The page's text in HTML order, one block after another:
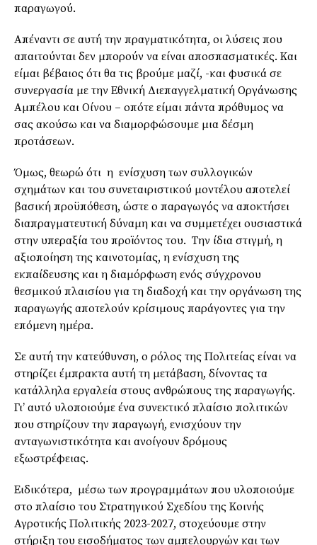
παραγωγού.
Απέναντι σε αυτή την πραγματικότητα, οι λύσεις που
απαιτούνται δεν μπορούν να είναι αποσπασματικές. Και
είμαι βέβαιος ότι θα τις βρούμε μαζί, -και φυσικά σε
συνεργασία με την Εθνική Διεπαγγελματική Οργάνωσης
Αμπέλου και Οίνου – οπότε είμαι πάντα πρόθυμος να
σας ακούσω και να διαμορφώσουμε μια δέσμη
προτάσεων.
Όμως, θεωρώ ότι η ενίσχυση των συλλογικών
σχημάτων και του συνεταιριστικού μοντέλου αποτελεί
βασική προϋπόθεση, ώστε ο παραγωγός να αποκτήσει
διαπραγματευτική δύναμη και να συμμετέχει ουσιαστικά
στην υπεραξία του προϊόντος του. Την ίδια στιγμή, η
αξιοποίηση της καινοτομίας, η ενίσχυση της
εκπαίδευσης και η διαμόρφωση ενός σύγχρονου
θεσμικού πλαισίου για τη διαδοχή και την οργάνωση της
παραγωγής αποτελούν κρίσιμους παράγοντες για την
επόμενη ημέρα.
Σε αυτή την κατεύθυνση, ο ρόλος της Πολιτείας είναι να
στηρίζει έμπρακτα αυτή τη μετάβαση, δίνοντας τα
κατάλληλα εργαλεία στους ανθρώπους της παραγωγής.
Γι’ αυτό υλοποιούμε ένα συνεκτικό πλαίσιο πολιτικών
που στηρίζουν την παραγωγή, ενισχύουν την
ανταγωνιστικότητα και ανοίγουν δρόμους
εξωστρέφειας.
Ειδικότερα, μέσω των προγραμμάτων που υλοποιούμε
στο πλαίσιο του Στρατηγικού Σχεδίου της Κοινής
Αγροτικής Πολιτικής 2023-2027, στοχεύουμε στην
στήριξη του εισοδήματος των αμπελουργών και των